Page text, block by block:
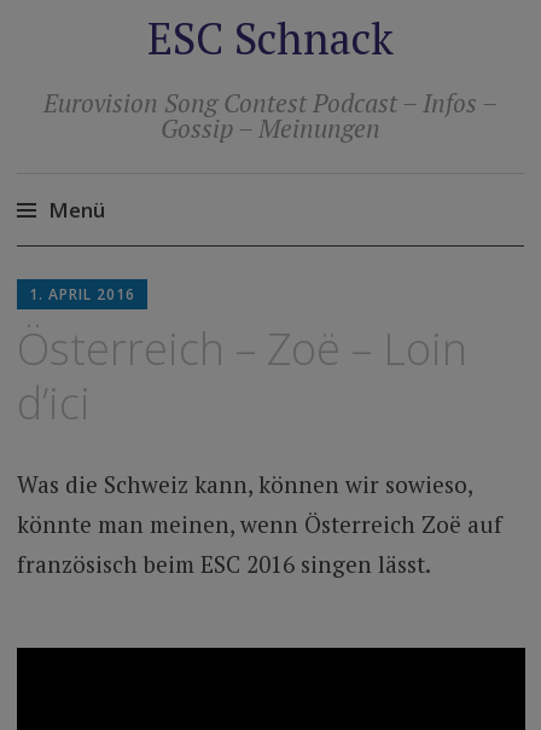
ESC Schnack
Eurovision Song Contest Podcast – Infos –
Gossip – Meinungen
Menü
Inhalt
springen
1. APRIL 2016
Österreich – Zoë – Loin
d’ici
Was die Schweiz kann, können wir sowieso,
könnte man meinen, wenn Österreich Zoë auf
französisch beim ESC 2016 singen lässt.